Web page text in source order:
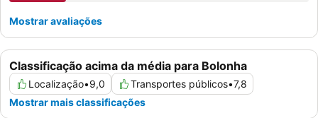
Classificação acima da média para Bolonha
Localização•9,0 Transportes públicos•7,8
Mostrar mais classificações
Mostrar avaliações